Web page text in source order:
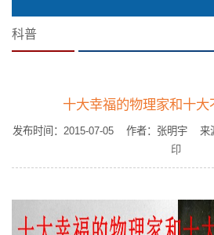
科普
十大幸福的物理家和十大
发布时间：2015-07-05 作者：张明宇 来
印